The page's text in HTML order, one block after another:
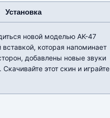
Установка
новой моделью AK-47
которая напоминает
добавлены новые звуки
этот скин и играйте